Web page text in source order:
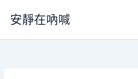
要
安靜在吶喊